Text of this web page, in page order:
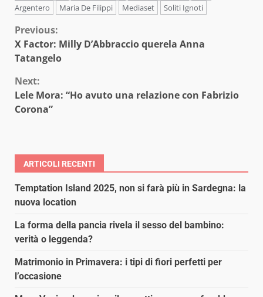
Argentero
Maria De Filippi Mediaset Soliti Ignoti
Continue
Reading
Previous:
X Factor: Milly D’Abbraccio querela Anna
Tatangelo
Next:
Lele Mora: “Ho avuto una relazione con Fabrizio
Corona”
ARTICOLI RECENTI
Temptation Island 2025, non si farà più in Sardegna: la
nuova location
La forma della pancia rivela il sesso del bambino:
verità o leggenda?
Matrimonio in Primavera: i tipi di fiori perfetti per
l’occasione